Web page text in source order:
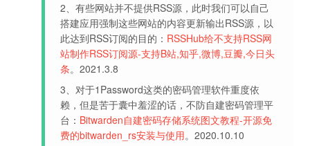
2、有些网站并不提供RSS源，此时我们可以自己
搭建应用强制这些网站的内容更新输出RSS源，以
此达到RSS订阅的目的： RSSHub给不支持RSS网
站制作RSS订阅源-支持B站,知乎,微博,豆瓣,今日头
条。2021.3.8
3、对于1Password这类的密码管理软件重度依
赖，但是苦于囊中羞涩的话，不防自建密码管理平
台： Bitwarden自建密码存储系统图文教程-开源免
费的bitwarden_rs安装与使用。2020.10.10